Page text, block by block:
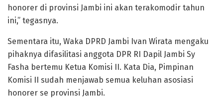
honorer di provinsi Jambi ini akan terakomodir tahun
ini,” tegasnya.
Sementara itu, Waka DPRD Jambi Ivan Wirata mengaku
pihaknya difasilitasi anggota DPR RI Dapil Jambi Sy
Fasha bertemu Ketua Komisi II. Kata Dia, Pimpinan
Komisi II sudah menjawab semua keluhan asosiasi
honorer se provinsi Jambi.